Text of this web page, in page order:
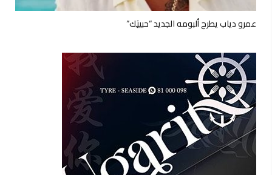
عمرو دياب يطرح ألبومه الجديد “حبيتِك”